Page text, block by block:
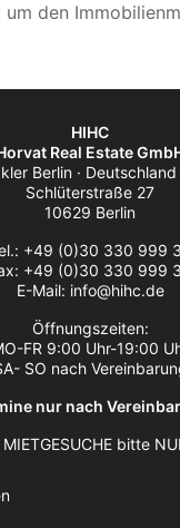
um den
HIHC
Real Estate
Berlin ·
Schlüterstraße 27
10629 Berlin
+49 (0)30 330 999
+49 (0)30 330 999
E-Mail: info@hihc.de
Öffnungszeiten:
FR 9:00 Uhr-19:00
SO nach
nur nach
bitte